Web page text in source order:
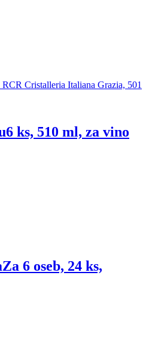
6 ks, 510 ml, za vino
Za 6 oseb, 24 ks,